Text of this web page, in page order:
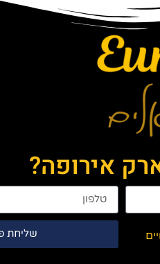
אירופה?
שליחת